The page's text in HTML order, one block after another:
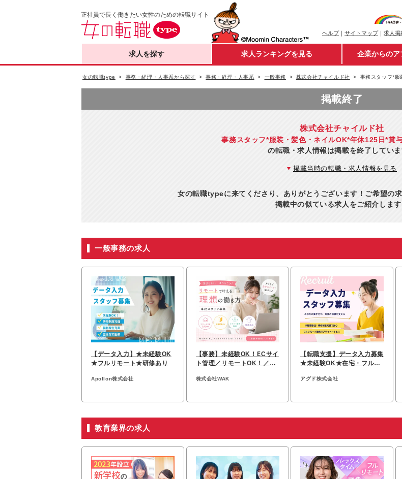
正社員で長く働きたい女性のための転職サイト
ヘルプ｜ サイトマップ｜ 求人掲
求人を探す 求人ランキングを見る 企業からのア
女の転職type 事務・経理・人事系から探す 事務・経理・人事系 一般事務 株式会社チャイルド社 事務スタッフ*
掲載終了
株式会社チャイルド社
事務スタッフ*服装・髪色・ネイルOK*年休125日*賞
の転職・求人情報は掲載を終了していま
掲載当時の転職・求人情報を見る
女の転職typeに来てくださり、ありがとうございます！ご希望の
掲載中の似ている求人をご紹介します
一般事務の求人
【データ入力】★未経験OK
★フルリモート★研修あり
Apollon株式会社
【事務】未経験OK！ECサイ
ト管理／リモートOK！／月
株式会社WAK
【転職支援】データ入力募集
★未経験OK★在宅・フルリ
アグド株式会社
教育業界の求人